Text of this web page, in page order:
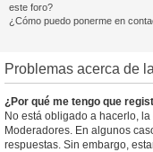
este foro?
¿Cómo puedo ponerme en
Problemas acerca de
¿Por qué me tengo que
No está obligado a hacerlo,
Moderadores. En algunos
respuestas. Sin embargo,